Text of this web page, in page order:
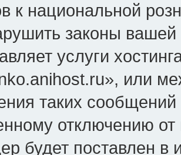
к национальной
законы
услуги
или
таких
отключению
будет поставлен в